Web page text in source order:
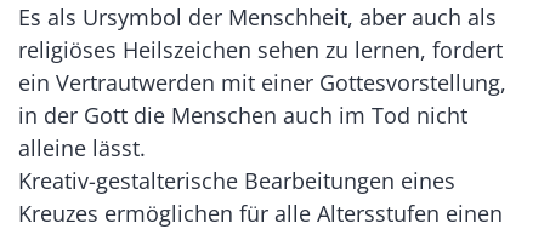
Es als Ursymbol der Menschheit, aber auch als
religiöses Heilszeichen sehen zu lernen, fordert
ein Vertrautwerden mit einer Gottesvorstellung,
in der Gott die Menschen auch im Tod nicht
alleine lässt.
Kreativ-gestalterische Bearbeitungen eines
Kreuzes ermöglichen für alle Altersstufen einen